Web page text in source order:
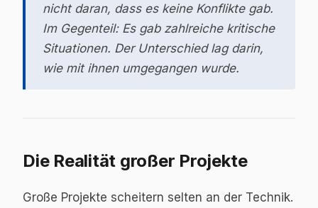
nicht daran, dass es keine Konflikte gab.
Im Gegenteil: Es gab zahlreiche kritische
Situationen. Der Unterschied lag darin,
wie mit ihnen umgegangen wurde.
Die Realität großer Projekte
Große Projekte scheitern selten an der Technik.